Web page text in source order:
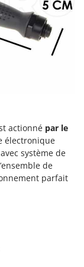
et cuisine
actionné par le
électronique
système de
de
parfait